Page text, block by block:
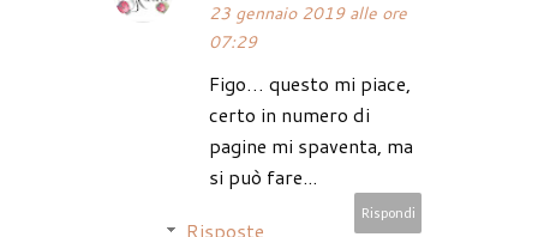
23 gennaio 2019 alle ore
07:29
Figo… questo mi piace,
certo in numero di
pagine mi spaventa, ma
si può fare...
Rispondi
Risposte